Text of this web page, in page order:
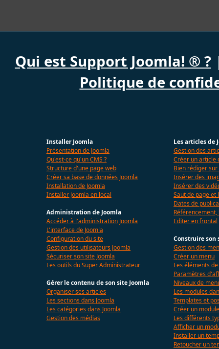
Qui est Support Joomla! ® ?
Politique de
Installer Joomla
Présentation de Joomla
Qu'est-ce qu'un CMS ?
Structure d'une page web
Créer sa base de données Joomla
Installation de Joomla
Installer Joomla en local
Administration de Joomla
Accéder à l'administration Joomla
L'interface de Joomla
Configuration du site
Gestion des utilisateurs Joomla
Sécuriser son site Joomla
Les outils du Super Administrateur
Gérer le contenu de son site Joomla
Organiser ses articles
Les sections dans Joomla
Les catégories dans Joomla
Gestion des médias
Les articles de
Gestion des
Créer un article
Bien rédiger
Insérer des
Insérer des
Saut de page et
Dates de
Référencement,
Editer en frontal
Construire son
Gestion des
Créer un menu
Les éléments
Paramètres
Niveaux de
Les modules
Templates et
Créer un module
Les différents
Afficher un
Installer un
Retoucher un